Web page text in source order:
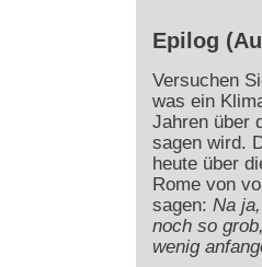
Epilog
Versuchen
was ein
Jahren über
sagen wird.
heute über
Rome von
sagen: Na
noch so
wenig